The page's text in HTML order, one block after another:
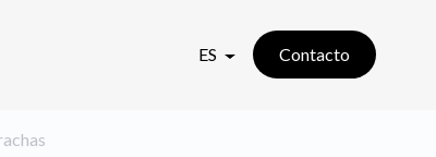
ES Contacto